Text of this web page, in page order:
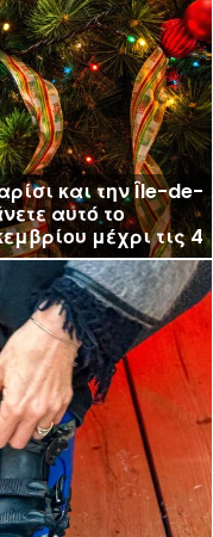
και την Île-de-
αυτό το
μέχρι τις 4